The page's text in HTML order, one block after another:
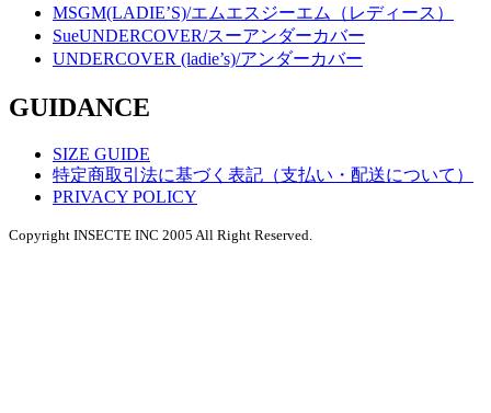
MSGM(LADIE’S)/エムエスジーエム（レディース）
SueUNDERCOVER/スーアンダーカバー
UNDERCOVER (ladie’s)/アンダーカバー
GUIDANCE
SIZE GUIDE
特定商取引法に基づく表記（支払い・配送について）
PRIVACY POLICY
Copyright INSECTE INC 2005 All Right Reserved.